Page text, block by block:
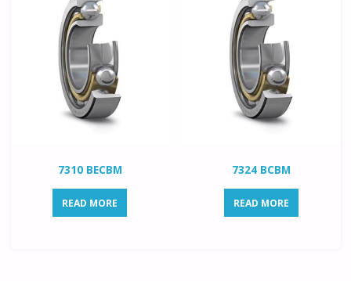
7310 BECBM
READ MORE
7324 BCBM
READ MORE